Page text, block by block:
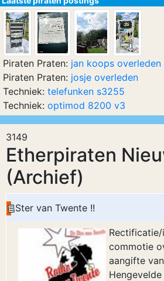
3149
Etherpiraten
(Archief)
Ster van Twente !!
commotie
aangifte
Piraten Praten: jan koops overleden
Piraten Praten: josje overleden
Techniek: telefunken s3255
Techniek: optimod 8200 v3